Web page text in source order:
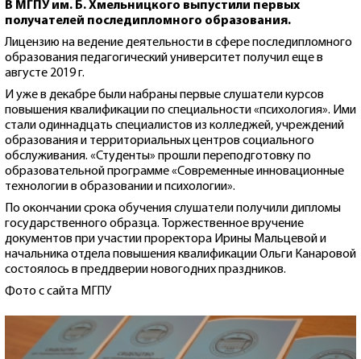
В МГПУ им. Б. Хмельницкого выпустили первых
получателей последипломного образования.
Лицензию на ведение деятельности в сфере последипломного
образования педагогический университет получил еще в
августе 2019 г.
И уже в декабре были набраны первые слушатели курсов
повышения квалификации по специальности «психология». Ими
стали одиннадцать специалистов из колледжей, учреждений
образования и территориальных центров социального
обслуживания. «Студенты» прошли переподготовку по
образовательной программе «Современные инновационные
технологии в образовании и психологии».
По окончании срока обучения слушатели получили дипломы
государственного образца. Торжественное вручение
документов при участии проректора Ирины Мальцевой и
начальника отдела повышения квалификации Ольги Канаровой
состоялось в преддверии новогодних праздников.
Фото с сайта МГПУ